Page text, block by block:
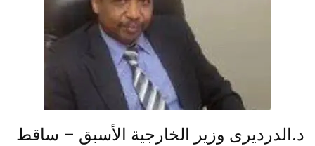
د.الدرديرى وزير الخارجية الأسبق – ساقط